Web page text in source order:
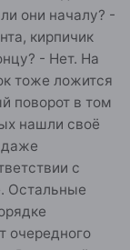
они началу? -
кирпичик
- Нет. На
тоже ложится
поворот в том
нашли своё
даже
с
Остальные
очередного